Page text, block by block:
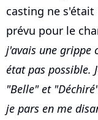
casting ne
prévu pour le
j'avais une grippe
état pas possible.
"Belle" et
je pars en me